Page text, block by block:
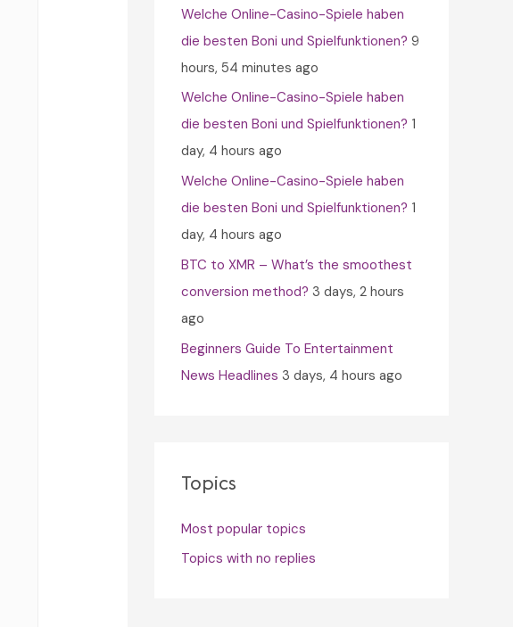
o
r
:
Welche Online-Casino-Spiele haben
die besten Boni und Spielfunktionen? 9
hours, 54 minutes ago
Welche Online-Casino-Spiele haben
die besten Boni und Spielfunktionen? 1
day, 4 hours ago
Welche Online-Casino-Spiele haben
die besten Boni und Spielfunktionen? 1
day, 4 hours ago
BTC to XMR – What’s the smoothest
conversion method? 3 days, 2 hours
ago
Beginners Guide To Entertainment
News Headlines 3 days, 4 hours ago
Topics
Most popular topics
Topics with no replies